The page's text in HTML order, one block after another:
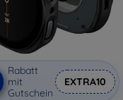
Rabatt
mit
Gutschein
EXTRA10